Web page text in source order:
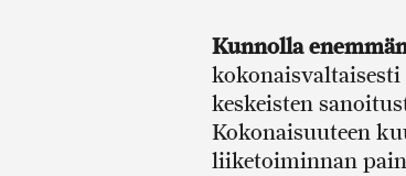
Kunnolla
keskeisten
Kokonaisuuteen
liiketoiminnan